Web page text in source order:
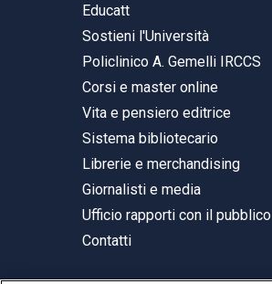
Educatt
Sostieni l'Università
Policlinico A. Gemelli IRCCS
Corsi e master online
Vita e pensiero editrice
Sistema bibliotecario
Librerie e merchandising
Giornalisti e media
Ufficio rapporti con il pubblico
Contatti